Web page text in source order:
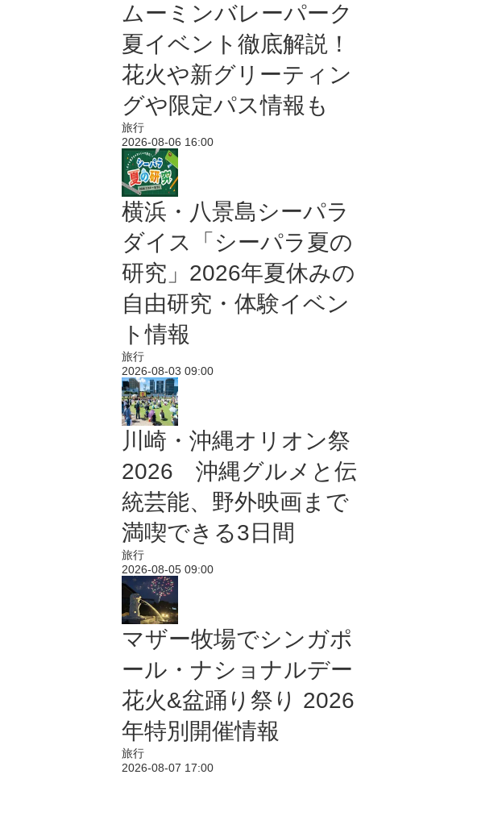
ムーミンバレーパーク
夏イベント徹底解説！
花火や新グリーティン
グや限定パス情報も
旅行
2026-08-06 16:00
横浜・八景島シーパラ
ダイス「シーパラ夏の
研究」2026年夏休みの
自由研究・体験イベン
ト情報
旅行
2026-08-03 09:00
川崎・沖縄オリオン祭
2026 沖縄グルメと伝
統芸能、野外映画まで
満喫できる3日間
旅行
2026-08-05 09:00
マザー牧場でシンガポ
ール・ナショナルデー
花火&盆踊り祭り 2026
年特別開催情報
旅行
2026-08-07 17:00